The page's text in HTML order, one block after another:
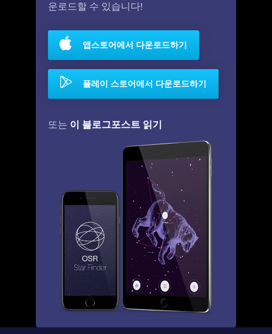
운로드할 수 있습니다!
앱스토어에서 다운로드하기
플레이 스토어에서 다운로드하기
또는 이 블로그포스트 읽기